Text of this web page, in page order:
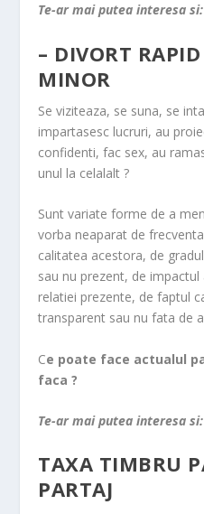
Te-ar mai putea interesa si:
– DIVORT
MINOR
Se viziteaza, se suna, se
impartasesc lucruri, au
confidenti, fac sex, au
unul la celalalt ?
Sunt variate forme de a
vorba neaparat de
calitatea acestora, de
sau nu prezent, de
relatiei prezente, de faptul
transparent sau nu fata de
Ce poate face actualul
faca ?
Te-ar mai putea interesa si:
TAXA TIMBRU
PARTAJ